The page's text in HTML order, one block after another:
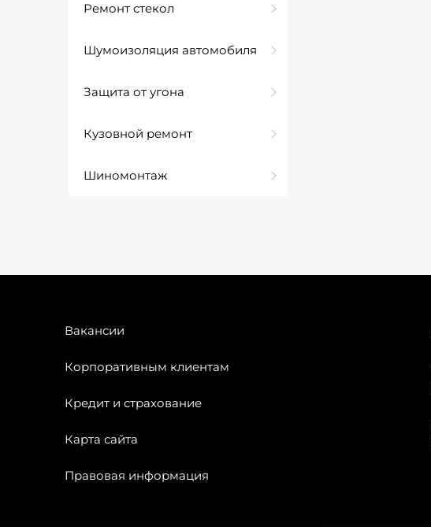
Ремонт стекол
Шумоизоляция автомобиля
Защита от угона
Кузовной ремонт
Шиномонтаж
Вакансии
Корпоративным клиентам
Кредит и страхование
Карта сайта
Правовая информация